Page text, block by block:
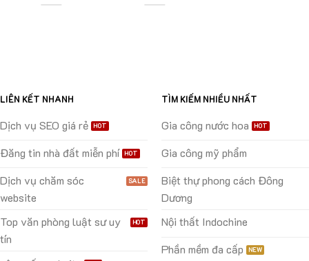
LIÊN KẾT NHANH
Dịch vụ SEO giá rẻ
Đăng tin nhà đất miễn phí
Dịch vụ chăm sóc
website
Top văn phòng luật sư uy
tín
TÌM KIẾM NHIỀU NHẤT
Gia công nước hoa
Gia công mỹ phẩm
Biệt thự phong cách Đông
Dương
Nội thất Indochine
Phần mềm đa cấp